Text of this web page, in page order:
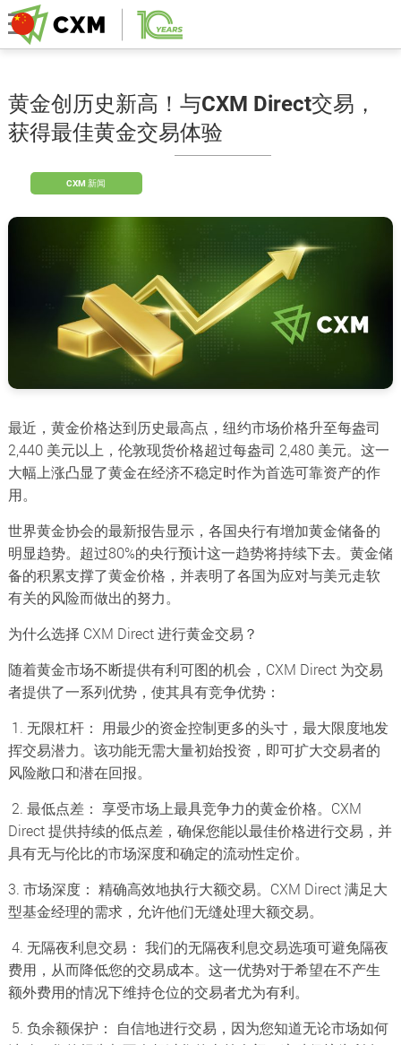
黄金创历史新高！与CXM Direct交易，
获得最佳黄金交易体验
CXM 新闻
最近，黄金价格达到历史最高点，纽约市场价格升至每盎司
2,440 美元以上，伦敦现货价格超过每盎司 2,480 美元。这一
大幅上涨凸显了黄金在经济不稳定时作为首选可靠资产的作
用。
世界黄金协会的最新报告显示，各国央行有增加黄金储备的
明显趋势。超过80%的央行预计这一趋势将持续下去。黄金储
备的积累支撑了黄金价格，并表明了各国为应对与美元走软
有关的风险而做出的努力。
为什么选择 CXM Direct 进行黄金交易？
随着黄金市场不断提供有利可图的机会，CXM Direct 为交易
者提供了一系列优势，使其具有竞争优势：
1. 无限杠杆： 用最少的资金控制更多的头寸，最大限度地发
挥交易潜力。该功能无需大量初始投资，即可扩大交易者的
风险敞口和潜在回报。
2. 最低点差： 享受市场上最具竞争力的黄金价格。CXM
Direct 提供持续的低点差，确保您能以最佳价格进行交易，并
具有无与伦比的市场深度和确定的流动性定价。
3. 市场深度： 精确高效地执行大额交易。CXM Direct 满足大
型基金经理的需求，允许他们无缝处理大额交易。
4. 无隔夜利息交易： 我们的无隔夜利息交易选项可避免隔夜
费用，从而降低您的交易成本。这一优势对于希望在不产生
额外费用的情况下维持仓位的交易者尤为有利。
5. 负余额保护： 自信地进行交易，因为您知道无论市场如何